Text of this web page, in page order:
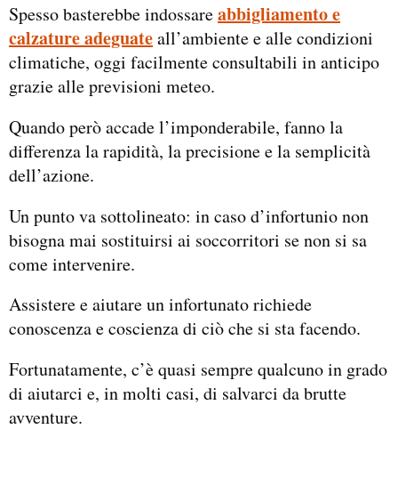
Spesso basterebbe indossareabbigliamento e
calzature adeguateall’ambiente e alle condizioni
climatiche, oggi facilmente consultabili in anticipo
grazie alle previsioni meteo.
Quando però accade l’imponderabile, fanno la
differenza la rapidità, la precisione e la semplicità
dell’azione.
Un punto va sottolineato: in caso d’infortunio non
bisogna mai sostituirsi ai soccorritori se non si sa
come intervenire.
Assistere e aiutare un infortunato richiede
conoscenza e coscienza di ciò che si sta facendo.
Fortunatamente, c’è quasi sempre qualcuno in grado
di aiutarci e, in molti casi, di salvarci da brutte
avventure.